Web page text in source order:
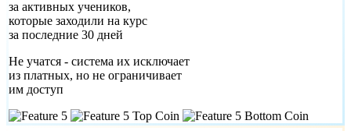
за активных учеников,
которые заходили на курс
за последние 30 дней
Не учатся - система их исключает
из платных, но не ограничивает
им доступ